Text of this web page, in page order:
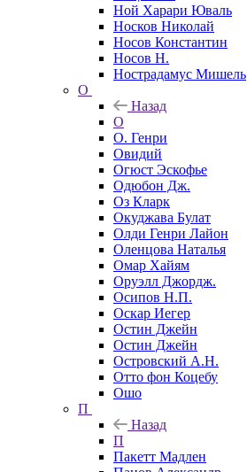
Ной Харари Юваль
Носков Николай
Носов Константин
Носов Н.
Нострадамус Мишель
О
Назад
О
О. Генри
Овидий
Огюст Эскофье
Одюбон Дж.
Оз Кларк
Окуджава Булат
Олди Генри Лайон
Оленцова Наталья
Омар Хайям
Оруэлл Джордж.
Осипов Н.П.
Оскар Иегер
Остин Джейн
Остин Джейн
Островский А.Н.
Отто фон Коцебу
Ошо
П
Назад
П
Пакетт Мадлен